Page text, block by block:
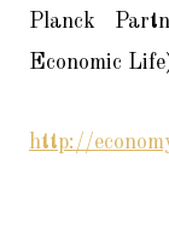
Planck
Economic
http://